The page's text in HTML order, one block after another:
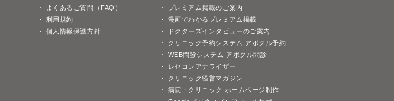
よくあるご質問（FAQ）
利用規約
個人情報保護方針
プレミアム掲載のご案内
漫画でわかるプレミアム掲載
ドクターズインタビューのご案内
クリニック予約システム アポクル予約
WEB問診システム アポクル問診
レセコンアナライザー
クリニック経営マガジン
病院・クリニック ホームページ制作